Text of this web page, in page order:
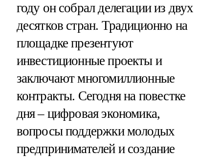
году он собрал делегации из двух
десятков стран. Традиционно на
площадке презентуют
инвестиционные проекты и
заключают многомиллионные
контракты. Сегодня на повестке
дня – цифровая экономика,
вопросы поддержки молодых
предпринимателей и создание